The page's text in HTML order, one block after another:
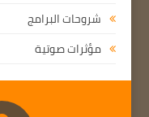
شروحات البرامج
مؤثرات صوتية